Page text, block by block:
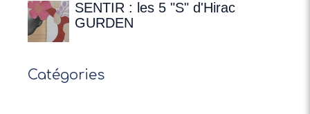
SENTIR : les 5 "S" d'Hirac
GURDEN
Catégories